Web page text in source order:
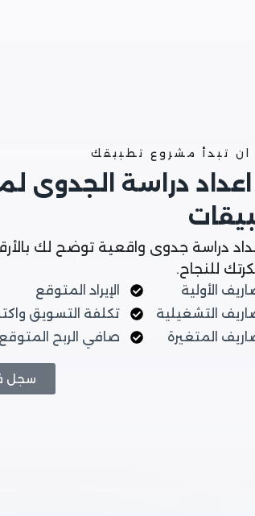
ان تبدأ مشروع تطبيقك
اعداد دراسة الجدوى
دراسة جدوى واقعية توضح لك
للنجاح.
الأولية
التشغيلية
المتغيرة
الإيراد المتوقع
تكلفة التسويق
صافي الربح المتوقع
سجل